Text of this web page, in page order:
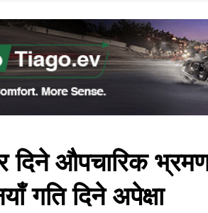
दिने औपचारिक
गति दिने अपेक्षा